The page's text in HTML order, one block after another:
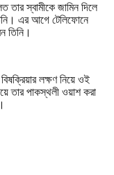
তার স্বামীকে জামিন দিলে
এর আগে টেলিফোনে
তিনি।
লক্ষণ নিয়ে ওই
তার পাকস্থলী ওয়াশ করা